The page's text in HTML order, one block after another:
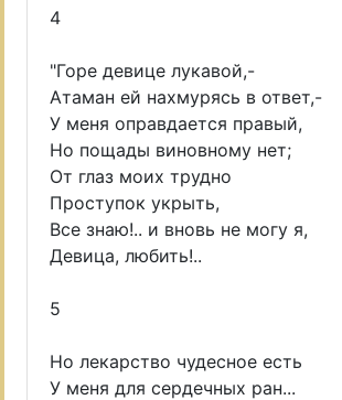
4
"Горе девице лукавой,-
Атаман ей нахмурясь в ответ,-
У меня оправдается правый,
Но пощады виновному нет;
От глаз моих трудно
Проступок укрыть,
Все знаю!.. и вновь не могу я,
Девица, любить!..
5
Но лекарство чудесное есть
У меня для сердечных ран...